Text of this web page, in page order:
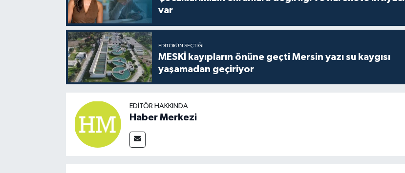
var
EDITÖRÜN SEÇTIĞI
MESKİ kayıpların önüne geçti Mersin yazı su kaygısı
yaşamadan geçiriyor
EDITÖR HAKKINDA
Haber Merkezi